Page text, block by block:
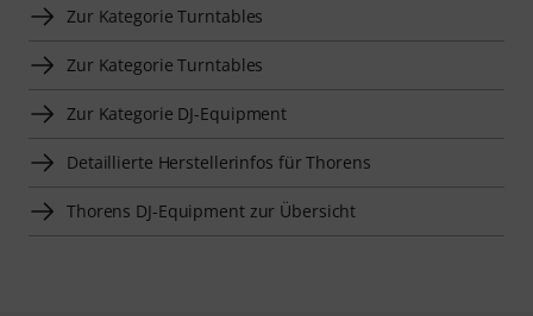
Zur Kategorie Turntables
Zur Kategorie Turntables
Zur Kategorie DJ-Equipment
Detaillierte Herstellerinfos für Thorens
Thorens DJ-Equipment zur Übersicht